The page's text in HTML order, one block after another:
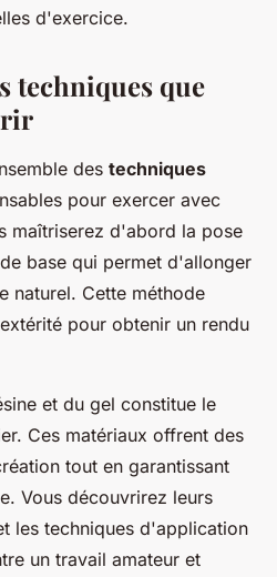
d'exercice.
techniques que
des techniques
pour exercer avec
maîtriserez d'abord la pose
base qui permet d'allonger
naturel. Cette méthode
pour obtenir un rendu
et du gel constitue le
Ces matériaux offrent des
tout en garantissant
Vous découvrirez leurs
les techniques d'application
un travail amateur et